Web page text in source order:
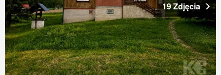
19 Zdjęcia